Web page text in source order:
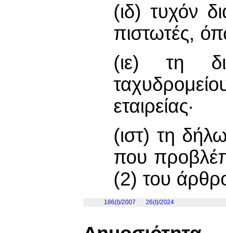
(ιδ) τυχόν
πιστωτές,
(ιε) τη
εταιρείας·
(ιστ) τη
που
(2) του
186(I)/2007 26(I)/2024